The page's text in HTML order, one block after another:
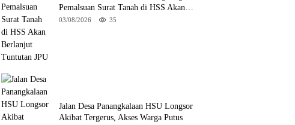
Pemalsuan Surat Tanah di HSS Akan
Berlanjut Tuntutan JPU
03/08/2026 35
Jalan Desa Panangkalaan HSU Longsor
Akibat Tergerus, Akses Warga Putus